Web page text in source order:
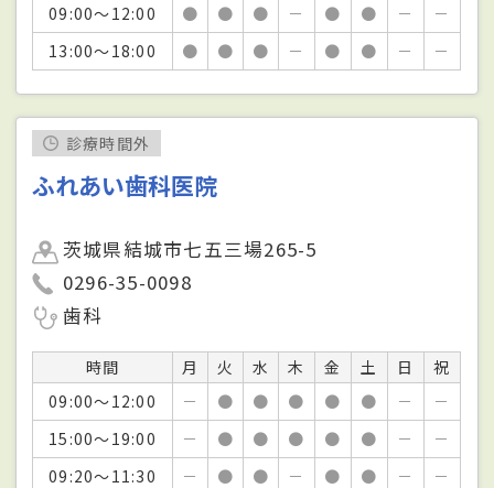
09:00～12:00 ● ● ● － ● ● －
－
13:00～18:00
● ● ● － ● ● － －
診療時間外
ふれあい歯科医院
茨城県結城市七五三場265-5
0296-35-0098
歯科
時間 月 火 水 木 金 土 日
祝
09:00～12:00
－ ● ● ● ● ● －
－
15:00～19:00
－ ● ● ● ● ● －
－
09:20～11:30
－ ● ● － ● ● －
－